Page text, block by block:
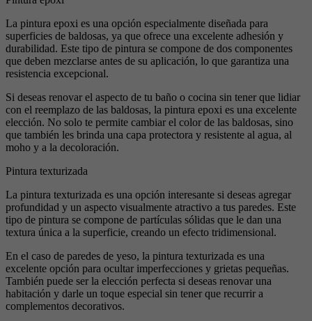
La pintura epoxi es una opción especialmente diseñada para
superficies de baldosas, ya que ofrece una excelente adhesión y
durabilidad. Este tipo de pintura se compone de dos componentes
que deben mezclarse antes de su aplicación, lo que garantiza una
resistencia excepcional.
Si deseas renovar el aspecto de tu baño o cocina sin tener que lidiar
con el reemplazo de las baldosas, la pintura epoxi es una excelente
elección. No solo te permite cambiar el color de las baldosas, sino
que también les brinda una capa protectora y resistente al agua, al
moho y a la decoloración.
Pintura texturizada
La pintura texturizada es una opción interesante si deseas agregar
profundidad y un aspecto visualmente atractivo a tus paredes. Este
tipo de pintura se compone de partículas sólidas que le dan una
textura única a la superficie, creando un efecto tridimensional.
En el caso de paredes de yeso, la pintura texturizada es una
excelente opción para ocultar imperfecciones y grietas pequeñas.
También puede ser la elección perfecta si deseas renovar una
habitación y darle un toque especial sin tener que recurrir a
complementos decorativos.